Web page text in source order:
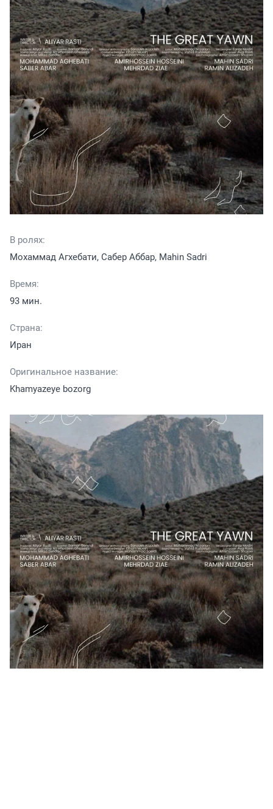
В ролях:
Мохаммад Агхебати, Сабер Аббар, Mahin Sadri
Время:
93 мин.
Страна:
Иран
Оригинальное название:
Khamyazeye bozorg